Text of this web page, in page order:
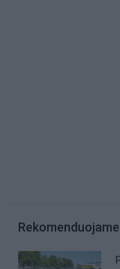
Rekomenduojame